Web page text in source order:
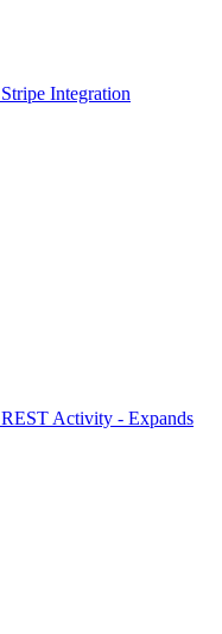
Stripe Integration
REST Activity - Expands